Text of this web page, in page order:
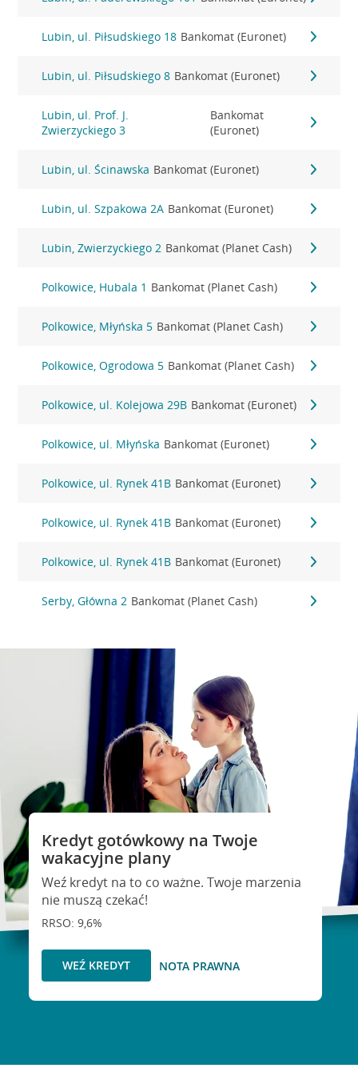
Lubin, ul. Piłsudskiego 18 Bankomat (Euronet)
Lubin, ul. Piłsudskiego 8 Bankomat (Euronet)
Lubin, ul. Prof. J.
Zwierzyckiego 3
Bankomat
(Euronet)
Lubin, ul. Ścinawska Bankomat (Euronet)
Lubin, ul. Szpakowa 2A Bankomat (Euronet)
Lubin, Zwierzyckiego 2 Bankomat (Planet Cash)
Polkowice, Hubala 1 Bankomat (Planet Cash)
Polkowice, Młyńska 5 Bankomat (Planet Cash)
Polkowice, Ogrodowa 5 Bankomat (Planet Cash)
Polkowice, ul. Kolejowa 29B Bankomat (Euronet)
Polkowice, ul. Młyńska Bankomat (Euronet)
Polkowice, ul. Rynek 41B Bankomat (Euronet)
Polkowice, ul. Rynek 41B Bankomat (Euronet)
Polkowice, ul. Rynek 41B Bankomat (Euronet)
Serby, Główna 2 Bankomat (Planet Cash)
Kredyt gotówkowy na Twoje
wakacyjne plany
Weź kredyt na to co ważne. Twoje marzenia
nie muszą czekać!
RRSO: 9,6%
WEŹ KREDYT NOTA PRAWNA